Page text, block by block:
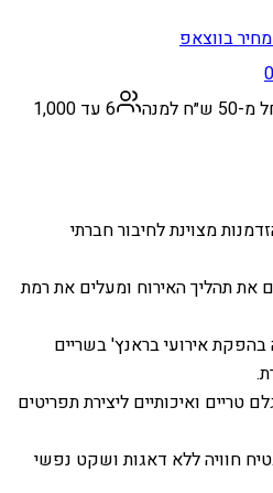
בווצאפ
ש״ח למנה
6 עד 1,000
מצוינת לחיבור חברתי
את תהליך האירוח ומעלים את רמת
אירועי בראנץ' בשריים
טריים ואיכותיים ליצירת תפריטים
חוויה ללא דאגות ושקט נפשי